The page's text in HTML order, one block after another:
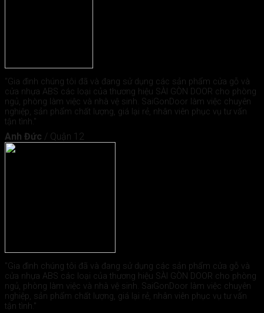
"Gia đình chúng tôi đã và đang sử dụng các sản phẩm cửa gỗ và
cửa nhựa ABS các loại của thương hiệu SÀI GÒN DOOR cho phòng
ngủ, phòng làm việc và nhà vệ sinh. SaiGonDoor làm việc chuyên
nghiệp, sản phẩm chất lượng, giá lại rẻ, nhân viên phục vụ tư vấn
tận tình."
Anh Đức / Quận 12
"Gia đình chúng tôi đã và đang sử dụng các sản phẩm cửa gỗ và
cửa nhựa ABS các loại của thương hiệu SÀI GÒN DOOR cho phòng
ngủ, phòng làm việc và nhà vệ sinh. SaiGonDoor làm việc chuyên
nghiệp, sản phẩm chất lượng, giá lại rẻ, nhân viên phục vụ tư vấn
tận tình."